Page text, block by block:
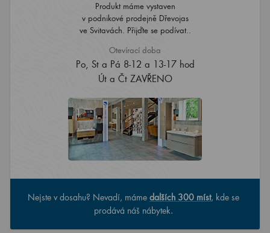
Produkt máme vystaven
v podnikové prodejně Dřevojas
ve Svitavách. Přijďte se podívat..
Otevírací doba
Po, St a Pá 8-12 a 13-17 hod
Út a Čt ZAVŘENO
Nejste v dosahu? Nevadí, máme dalších 300 míst, kde se
prodává náš nábytek.